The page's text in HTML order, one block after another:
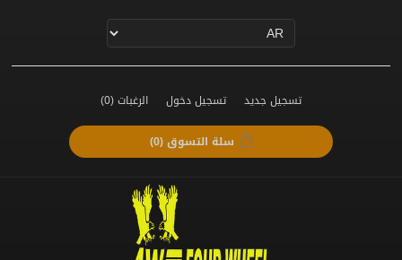
تسجيل جديد تسجيل دخول الرغبات(0)
سلة التسوق(0)